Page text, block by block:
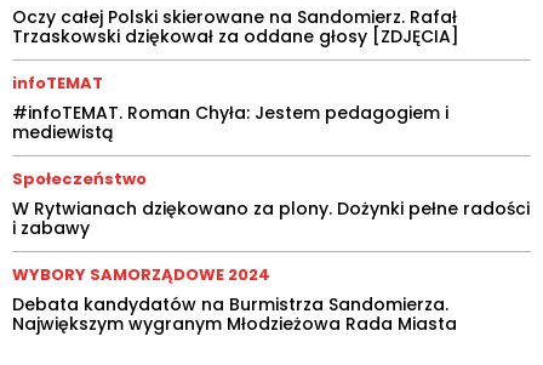
Oczy całej Polski skierowane na Sandomierz. Rafał
Trzaskowski dziękował za oddane głosy [ZDJĘCIA]
infoTEMAT
#infoTEMAT. Roman Chyła: Jestem pedagogiem i
mediewistą
Społeczeństwo
W Rytwianach dziękowano za plony. Dożynki pełne radości
i zabawy
WYBORY SAMORZĄDOWE 2024
Debata kandydatów na Burmistrza Sandomierza.
Największym wygranym Młodzieżowa Rada Miasta